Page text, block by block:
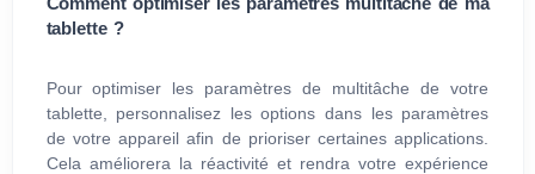
tablette ?
Pour optimiser les paramètres de multitâche de votre
tablette, personnalisez les options dans les paramètres
de votre appareil afin de prioriser certaines applications.
Cela améliorera la réactivité et rendra votre expérience